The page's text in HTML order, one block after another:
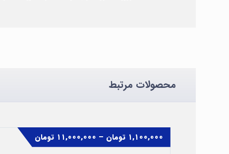
محصولات مرتبط
۱,۱۰۰,۰۰۰ تومان – ۱۱,۰۰۰,۰۰۰ تومان